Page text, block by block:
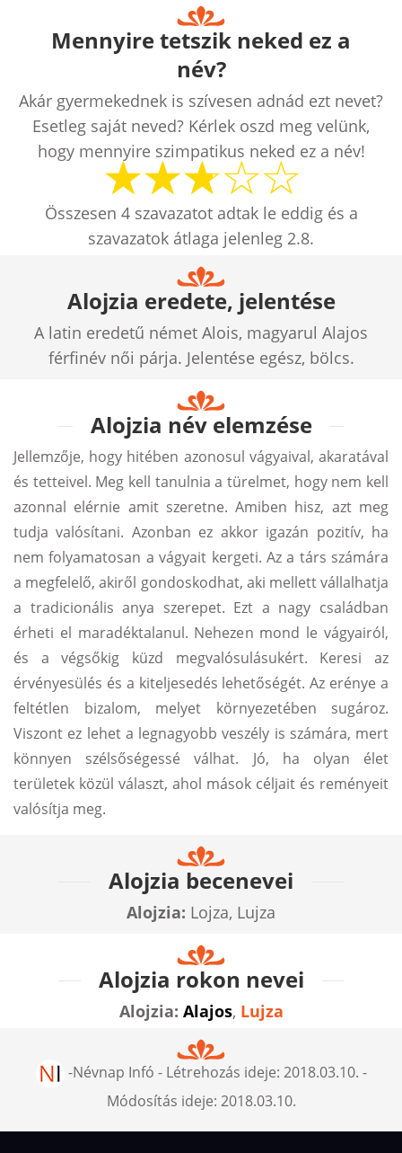
Mennyire tetszik neked ez a
név?
Akár gyermekednek is szívesen adnád ezt nevet?
Esetleg saját neved? Kérlek oszd meg velünk,
hogy mennyire szimpatikus neked ez a név!
Összesen 4szavazatot adtak le eddig és a
szavazatok átlaga jelenleg 2.8.
Alojzia eredete, jelentése
A latin eredetű német Alois, magyarul Alajos
férfinév női párja. Jelentése egész, bölcs.
Alojzia név elemzése
Jellemzője, hogy hitében azonosul vágyaival, akaratával
és tetteivel. Meg kell tanulnia a türelmet, hogy nem kell
azonnal elérnie amit szeretne. Amiben hisz, azt meg
tudja valósítani. Azonban ez akkor igazán pozitív, ha
nem folyamatosan a vágyait kergeti. Az a társ számára
a megfelelő, akiről gondoskodhat, aki mellett vállalhatja
a tradicionális anya szerepet. Ezt a nagy családban
érheti el maradéktalanul. Nehezen mond le vágyairól,
és a végsőkig küzd megvalósulásukért. Keresi az
érvényesülés és a kiteljesedés lehetőségét. Az erénye a
feltétlen bizalom, melyet környezetében sugároz.
Viszont ez lehet a legnagyobb veszély is számára, mert
könnyen szélsőségessé válhat. Jó, ha olyan élet
területek közül választ, ahol mások céljait és reményeit
valósítja meg.
Alojzia becenevei
Alojzia: Lojza, Lujza
Alojzia rokon nevei
Alojzia: Alajos, Lujza
-Névnap Infó - Létrehozás ideje: 2018.03.10. -
Módosítás ideje: 2018.03.10.